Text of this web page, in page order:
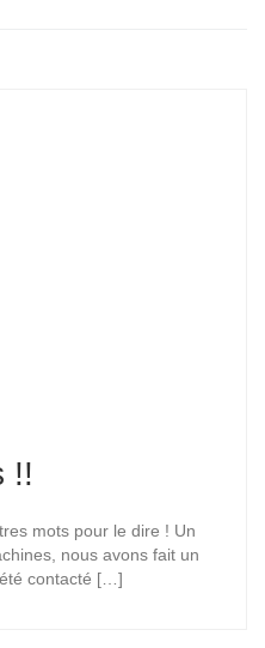
!!
mots pour le dire ! Un
nous avons fait un
contacté […]